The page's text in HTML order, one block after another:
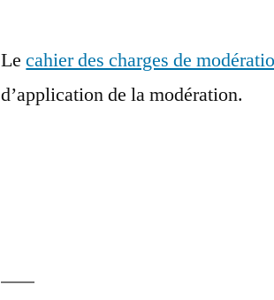
Lecahier des charges de
d’application de la modération.